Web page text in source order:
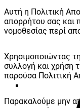
Αυτή η Πολιτική
απορρήτου σας και
νομοθεσίας περί
Χρησιμοποιώντας
συλλογή και χρήση
παρούσα Πολιτική
Παρακαλούμε μην